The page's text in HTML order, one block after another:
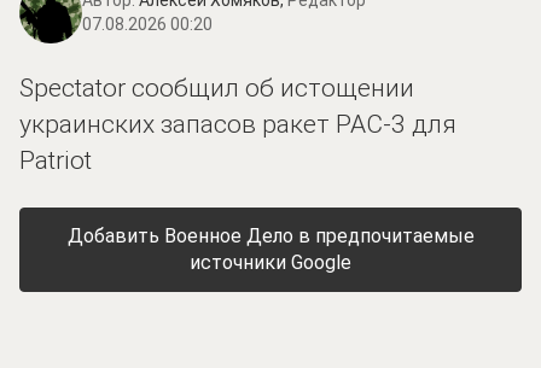
07.08.2026 00:20
Spectator сообщил об истощении
украинских запасов ракет PAC-3 для
Patriot
Добавить Военное Дело в предпочитаемые
источники Google